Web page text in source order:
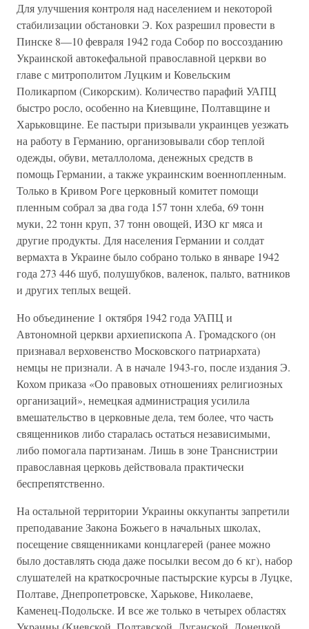
Для улучшения контроля над населением и некоторой
стабилизации обстановки Э. Кох разрешил провести в
Пинске 8—10 февраля 1942 года Собор по воссозданию
Украинской автокефальной православной церкви во
главе с митрополитом Луцким и Ковельским
Поликарпом (Сикорским). Количество парафий УАПЦ
быстро росло, особенно на Киевщине, Полтавщине и
Харьковщине. Ее пастыри призывали украинцев уезжать
на работу в Германию, организовывали сбор теплой
одежды, обуви, металлолома, денежных средств в
помощь Германии, а также украинским военнопленным.
Только в Кривом Роге церковный комитет помощи
пленным собрал за два года 157 тонн хлеба, 69 тонн
муки, 22 тонн круп, 37 тонн овощей, ИЗО кг мяса и
другие продукты. Для населения Германии и солдат
вермахта в Украине было собрано только в январе 1942
года 273 446 шуб, полушубков, валенок, пальто, ватников
и других теплых вещей.
Но объединение 1 октября 1942 года УАПЦ и
Автономной церкви архиепископа А. Громадского (он
признавал верховенство Московского патриархата)
немцы не признали. А в начале 1943-го, после издания Э.
Кохом приказа «Оо правовых отношениях религиозных
организаций», немецкая администрация усилила
вмешательство в церковные дела, тем более, что часть
священников либо старалась остаться независимыми,
либо помогала партизанам. Лишь в зоне Транснистрии
православная церковь действовала практически
беспрепятственно.
На остальной территории Украины оккупанты запретили
преподавание Закона Божьего в начальных школах,
посещение священниками концлагерей (ранее можно
было доставлять сюда даже посылки весом до 6 кг), набор
слушателей на краткосрочные пастырские курсы в Луцке,
Полтаве, Днепропетровске, Харькове, Николаеве,
Каменец-Подольске. И все же только в четырех областях